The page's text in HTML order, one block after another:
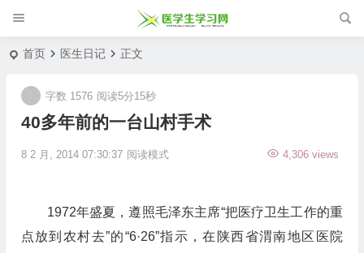
首页 医生日记 正文
40多年前的一台山村手术
8 2 月, 2014 07:30:37 4,306 views
字数 1576 阅读5分15秒
阅读模式
1972年盛夏，遵照毛泽东主席“把医疗卫生工作的重
点放到农村去”的“6·26”指示，在陕西省渭南地区医院